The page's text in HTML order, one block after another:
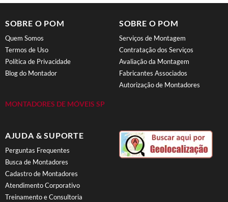
SOBRE O POM
Quem Somos
Termos de Uso
Política de Privacidade
Blog do Montador
MONTADORES DE MÓVEIS SP
SOBRE O POM
Serviços de Montagem
Contratação dos Serviços
Avaliação da Montagem
Fabricantes Associados
Autorização de Montadores
AJUDA & SUPORTE
Perguntas Frequentes
Busca de Montadores
Cadastro de Montadores
Atendimento Corporativo
Treinamento e Consultoria